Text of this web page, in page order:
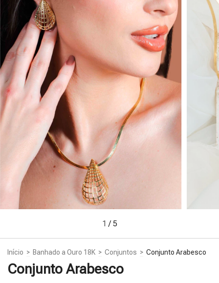
1 /5
Início > Banhado a Ouro 18K > Conjuntos > Conjunto Arabesco
Conjunto Arabesco